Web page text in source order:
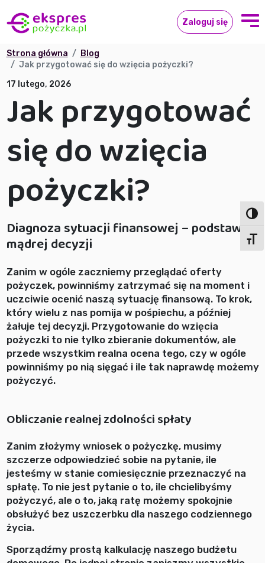
Zaloguj się
Strona główna
Blog
Jak przygotować się do wzięcia pożyczki?
17 lutego, 2026
Jak przygotować
się do wzięcia
pożyczki?
Diagnoza sytuacji finansowej – podstawa
mądrej decyzji
Zanim w ogóle zaczniemy przeglądać oferty
pożyczek, powinniśmy zatrzymać się na moment i
uczciwie ocenić naszą sytuację finansową. To krok,
który wielu z nas pomija w pośpiechu, a później
żałuje tej decyzji. Przygotowanie do wzięcia
pożyczki to nie tylko zbieranie dokumentów, ale
przede wszystkim realna ocena tego, czy w ogóle
powinniśmy po nią sięgać i ile tak naprawdę możemy
pożyczyć.
Obliczanie realnej zdolności spłaty
Zanim złożymy wniosek o pożyczkę, musimy
szczerze odpowiedzieć sobie na pytanie, ile
jesteśmy w stanie comiesięcznie przeznaczyć na
spłatę. To nie jest pytanie o to, ile chcielibyśmy
pożyczyć, ale o to, jaką ratę możemy spokojnie
obsłużyć bez uszczerbku dla naszego codziennego
życia.
Sporządźmy prostą kalkulację naszego budżetu